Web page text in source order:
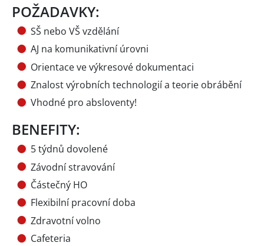
POŽADAVKY:
SŠ nebo VŠ vzdělání
AJ na komunikativní úrovni
Orientace ve výkresové dokumentaci
Znalost výrobních technologií a teorie obrábění
Vhodné pro absloventy!
BENEFITY:
5 týdnů dovolené
Závodní stravování
Částečný HO
Flexibilní pracovní doba
Zdravotní volno
Cafeteria